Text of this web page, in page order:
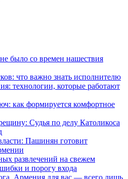
было со времен нашествия
что важно знать исполнителю
технологии, которые работают
как формируется комфортное
Судья по делу Католикоса
Пашинян готовит
развлечений на свежем
и порогу входа
Армения для вас — всего лишь